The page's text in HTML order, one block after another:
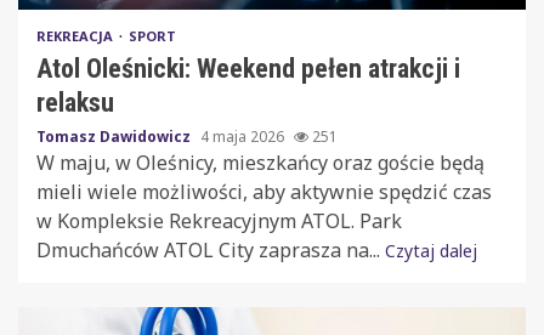
REKREACJA SPORT
Atol Oleśnicki: Weekend pełen atrakcji i
relaksu
Tomasz Dawidowicz 4 maja 2026 251
W maju, w Oleśnicy, mieszkańcy oraz goście będą
mieli wiele możliwości, aby aktywnie spędzić czas
w Kompleksie Rekreacyjnym ATOL. Park
Dmuchańców ATOL City zaprasza na... Czytaj dalej